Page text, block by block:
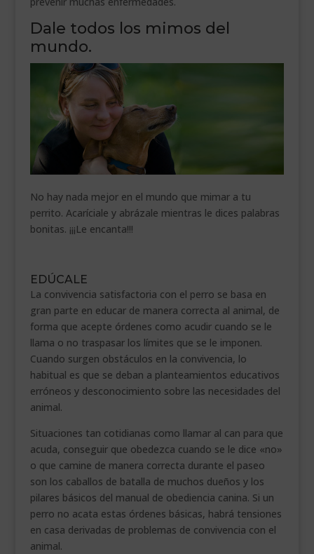
Dale todos los mimos del
mundo.
No hay nada mejor en el mundo que mimar a tu
perrito. Acaríciale y abrázale mientras le dices palabras
bonitas. ¡¡¡Le encanta!!!
EDÚCALE
La convivencia satisfactoria con el perro se basa en
gran parte en educar de manera correcta al animal, de
forma que acepte órdenes como acudir cuando se le
llama o no traspasar los límites que se le imponen.
Cuando surgen obstáculos en la convivencia, lo
habitual es que se deban a planteamientos educativos
erróneos y desconocimiento sobre las necesidades del
animal.
Situaciones tan cotidianas como llamar al can para que
acuda, conseguir que obedezca cuando se le dice «no»
o que camine de manera correcta durante el paseo
son los caballos de batalla de muchos dueños y los
pilares básicos del manual de obediencia canina. Si un
perro no acata estas órdenes básicas, habrá tensiones
en casa derivadas de problemas de convivencia con el
animal.